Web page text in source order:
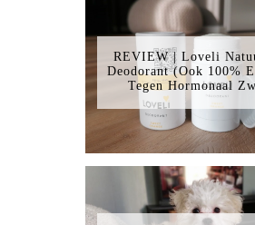
REVIEW | Loveli
Deodorant (Ook 100%
Tegen Hormonaal